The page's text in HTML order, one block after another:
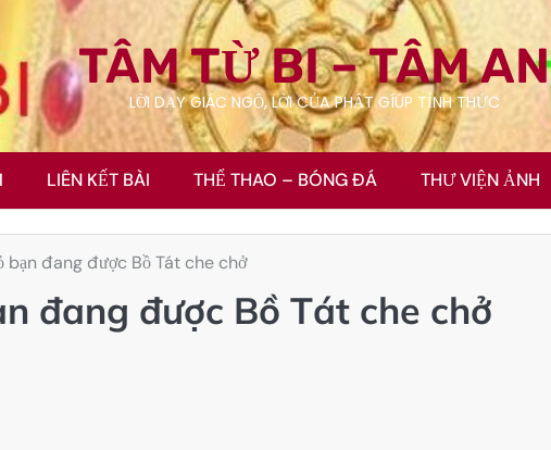
TÂM TỪ BI – TÂM AN
LỜI DẠY GIÁC NGỘ, LỜI CỦA PHẬT GÍÚP TỈNH THỨC
LIÊN KẾT BÀI THỂ THAO – BÓNG ĐÁ THƯ VIỆN ẢNH
đang được Bồ Tát che chở
đang được Bồ Tát che chở